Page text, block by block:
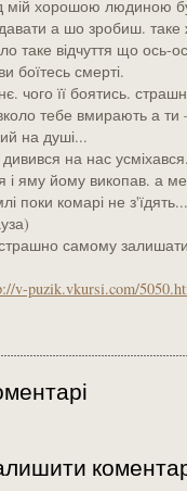
мій хорошою людиною
а шо зробиш. таке
таке відчуття що ось-
боїтесь смерті.
чого її боятись.
тебе вмирають а
на душі...
дивився на нас
яму йому викопав. а
поки комарі не з'їдять...
самому
v-puzik.vkursi.com/